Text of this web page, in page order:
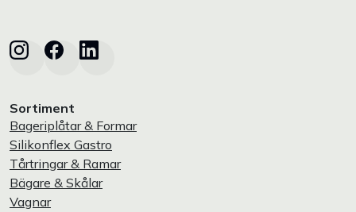
Sortiment
Bageriplåtar & Formar
Silikonflex Gastro
Tårtringar & Ramar
Bägare & Skålar
Vagnar